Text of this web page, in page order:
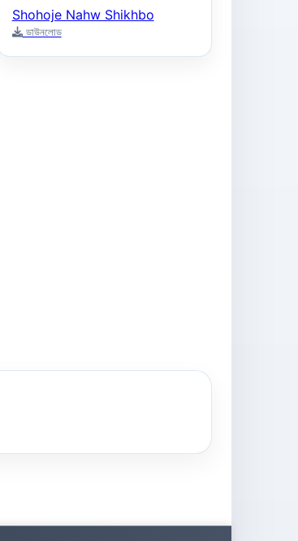
Shohoje Nahw Shikhbo
ডাউনলোড